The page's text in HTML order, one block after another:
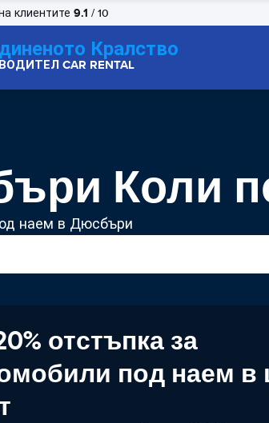
клиентите 9.1 / 10
Кралство
CAR RENTAL
Коли
наем в Дюсбъри
отстъпка за
под наем в